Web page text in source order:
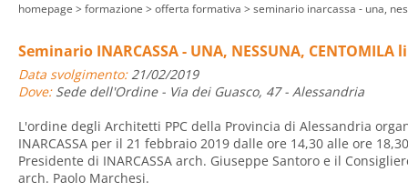
homepage > formazione > offerta formativa > seminario inarcassa - una,
Seminario INARCASSA - UNA, NESSUNA,
Data svolgimento:21/02/2019
Dove:Sede dell'Ordine - Via dei Guasco, 47 - Alessandria
L'ordine degli Architetti PPC della Provincia di Alessandria
INARCASSA per il 21 febbraio 2019 dalle ore 14,30 alle ore
Presidente di INARCASSA arch. Giuseppe Santoro e il
arch. Paolo Marchesi.